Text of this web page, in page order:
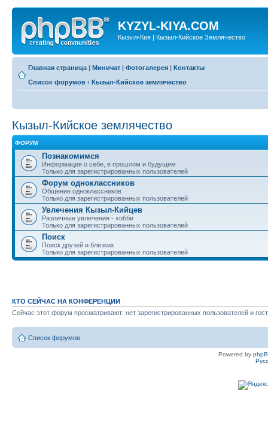
KYZYL-KIYA.COM
Кызыл-Кия | Кызыл-Кийское Землячество
Главная страница | Миничат | Фотогалерея | Контакты
Список форумов ‹ Кызыл-Кийское землячество
Кызыл-Кийское землячество
ФОРУМ
Познакомимся
Информация о себе, в прошлом и будущем
Только для зарегистрированных пользователей
Форум одноклассников
Общение одноклассников
Только для зарегистрированных пользователей
Увлечения Кызыл-Кийцев
Различные увлечения - хобби
Только для зарегистрированных пользователей
Поиск
Поиск друзей и близких
Только для зарегистрированных пользователей
КТО СЕЙЧАС НА КОНФЕРЕНЦИИ
Сейчас этот форум просматривают: нет зарегистрированных пользователей и
Список форумов
Powered by